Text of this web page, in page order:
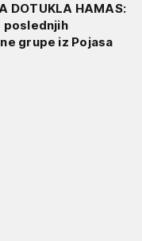
DOTUKLA HAMAS:
poslednjih
grupe iz Pojasa